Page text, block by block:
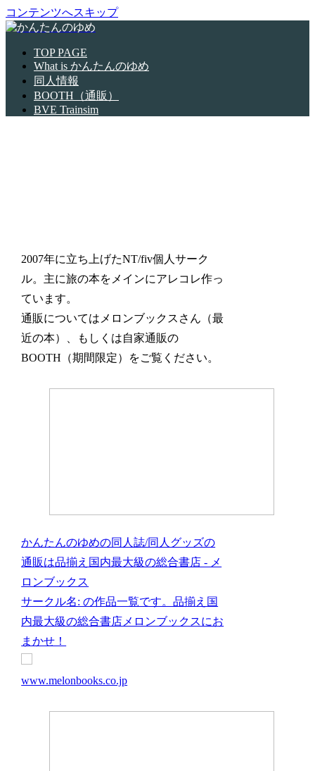
コンテンツへスキップ
TOP PAGE
What is かんたんのゆめ
同人情報
BOOTH（通販）
BVE Trainsim
2007年に立ち上げたNT/fiv個人サーク
ル。主に旅の本をメインにアレコレ作っ
ています。
通販についてはメロンブックスさん（最
近の本）、もしくは自家通販の
BOOTH（期間限定）をご覧ください。
かんたんのゆめの同人誌/同人グッズの
通販は品揃え国内最大級の総合書店 - メ
ロンブックス
サークル名: の作品一覧です。品揃え国
内最大級の総合書店メロンブックスにお
まかせ！
www.melonbooks.co.jp